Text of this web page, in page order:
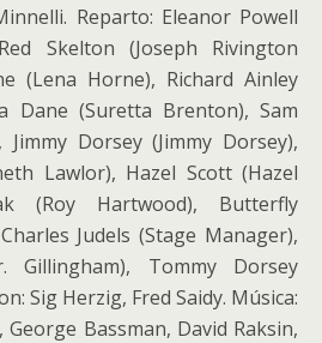
Reparto: Eleanor Powell
Skelton (Joseph Rivington
(Lena Horne), Richard Ainley
Dane (Suretta Brenton), Sam
Jimmy Dorsey (Jimmy Dorsey),
Lawlor), Hazel Scott (Hazel
(Roy Hartwood), Butterfly
Judels (Stage Manager),
Gillingham), Tommy Dorsey
Sig Herzig, Fred Saidy. Música:
Bassman, David Raksin,